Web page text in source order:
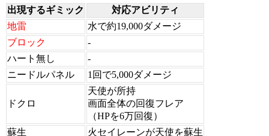
出現するギミック
対応アビリティ
地雷
水で約19,000ダメージ
ブロック
-
ハート無し
-
ニードルパネル
1回で5,000ダメージ
ドクロ
天使が所持
画面全体の回復フレア
（HPを6万回復）
蘇生
火セイレーンが天使を蘇生